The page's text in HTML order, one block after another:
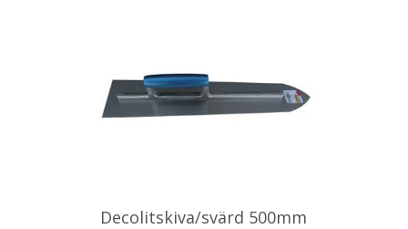
Decolitskiva/svärd 500mm